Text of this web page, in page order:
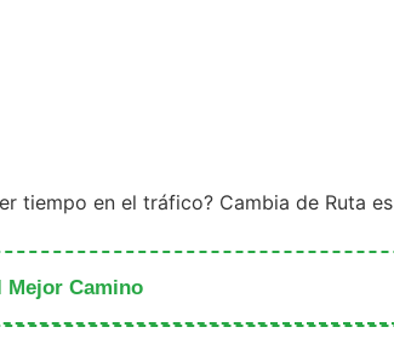
tiempo en el tráfico? Cambia de Ruta
Mejor Camino